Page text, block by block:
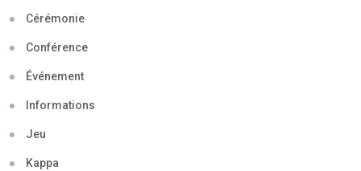
Cérémonie
Conférence
Événement
Informations
Jeu
Kappa